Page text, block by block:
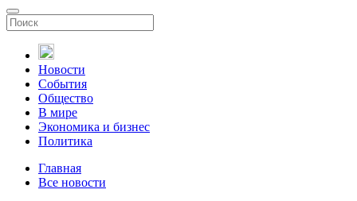
Новости
События
Общество
В мире
Экономика и бизнес
Политика
Главная
Все новости